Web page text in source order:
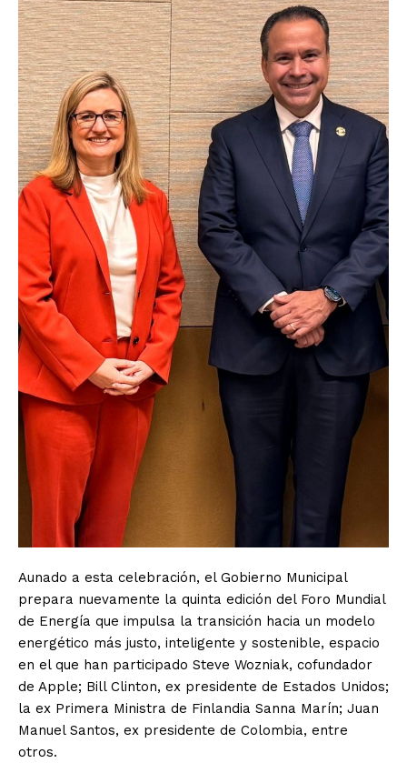
Aunado a esta celebración, el Gobierno Municipal
prepara nuevamente la quinta edición del Foro Mundial
de Energía que impulsa la transición hacia un modelo
energético más justo, inteligente y sostenible, espacio
en el que han participado Steve Wozniak, cofundador
de Apple; Bill Clinton, ex presidente de Estados Unidos;
la ex Primera Ministra de Finlandia Sanna Marín; Juan
Manuel Santos, ex presidente de Colombia, entre
otros.